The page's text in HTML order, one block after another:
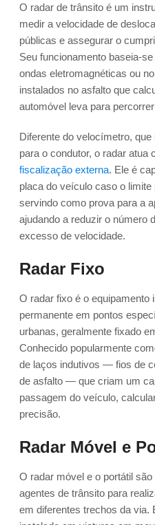
O radar de trânsito é um
medir a velocidade de
públicas e assegurar o
Seu funcionamento baseia-
ondas eletromagnéticas ou
instalados no asfalto que
automóvel leva para
Diferente do velocímetro,
para o condutor, o radar atua
fiscalização externa. Ele é
placa do veículo caso o
servindo como prova para a
ajudando a reduzir o número
excesso de velocidade.
Radar Fixo
O radar fixo é o equipamento
permanente em pontos
urbanas, geralmente fixado
Conhecido popularmente
de laços indutivos — fios de
de asfalto — que criam um
passagem do veículo,
precisão.
Radar Móvel e
O radar móvel e o portátil
agentes de trânsito para
em diferentes trechos da via.